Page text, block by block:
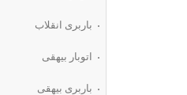
باربری انقلاب
اتوبار بیهقی
باربری بیهقی